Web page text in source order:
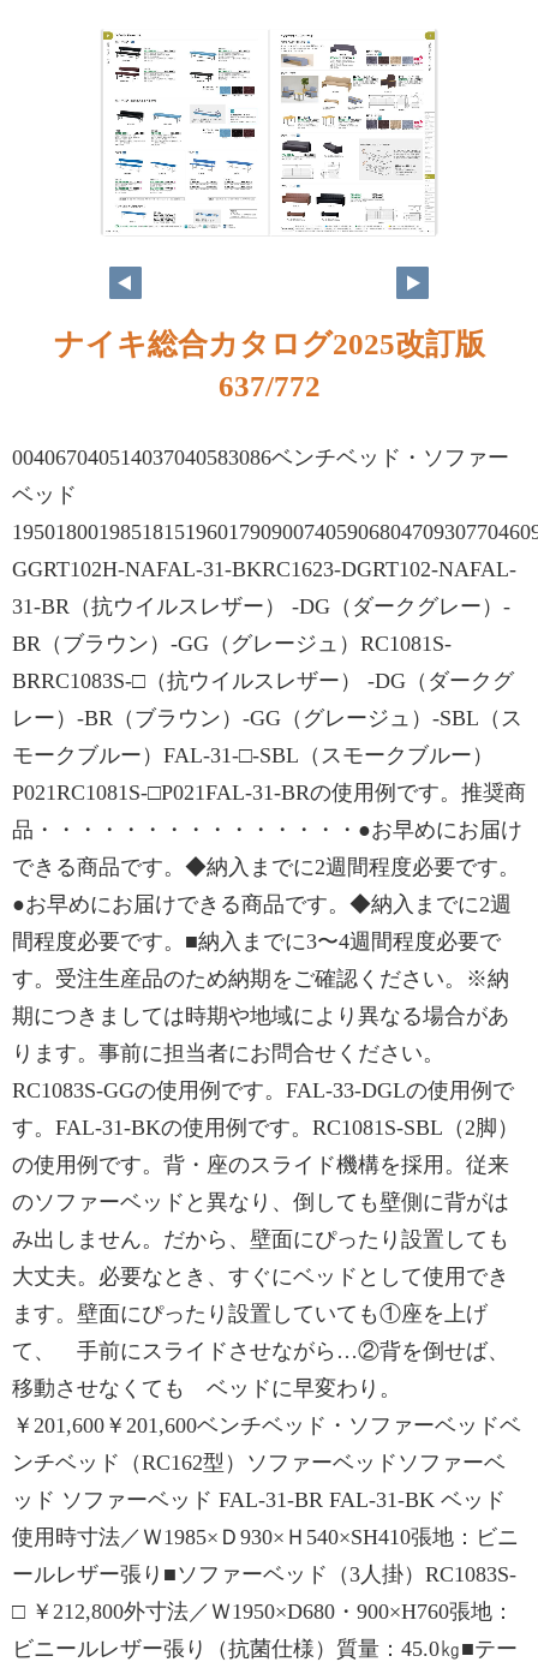
ナイキ総合カタログ2025改訂版
637/772
004067040514037040583086ベンチベッド・ソファー
ベッド
GGRT102H-NAFAL-31-BKRC1623-DGRT102-NAFAL-
31-BR（抗ウイルスレザー） -DG（ダークグレー）-
BR（ブラウン）-GG（グレージュ）RC1081S-
BRRC1083S-□（抗ウイルスレザー） -DG（ダークグ
レー）-BR（ブラウン）-GG（グレージュ）-SBL（ス
モークブルー）FAL-31-□-SBL（スモークブルー）
P021RC1081S-□P021FAL-31-BRの使用例です。推奨商
品・・・・・・・・・・・・・・・●お早めにお届け
できる商品です。◆納入までに2週間程度必要です。
●お早めにお届けできる商品です。◆納入までに2週
間程度必要です。■納入までに3〜4週間程度必要で
す。受注生産品のため納期をご確認ください。※納
期につきましては時期や地域により異なる場合があ
ります。事前に担当者にお問合せください。
RC1083S-GGの使用例です。FAL-33-DGLの使用例で
す。FAL-31-BKの使用例です。RC1081S-SBL（2脚）
の使用例です。背・座のスライド機構を採用。従来
のソファーベッドと異なり、倒しても壁側に背がは
み出しません。だから、壁面にぴったり設置しても
大丈夫。必要なとき、すぐにベッドとして使用でき
ます。壁面にぴったり設置していても①座を上げ
て、 手前にスライドさせながら…②背を倒せば、
移動させなくても ベッドに早変わり。
￥201,600￥201,600ベンチベッド・ソファーベッドベ
ンチベッド（RC162型）ソファーベッドソファーベ
ッド ソファーベッド FAL-31-BR FAL-31-BK ベッド
使用時寸法／Ｗ1985×Ｄ930×Ｈ540×SH410張地：ビニ
ールレザー張り■ソファーベッド（3人掛）RC1083S-
□ ￥212,800外寸法／Ｗ1950×D680・900×H760張地：
ビニールレザー張り（抗菌仕様）質量：45.0㎏■テー